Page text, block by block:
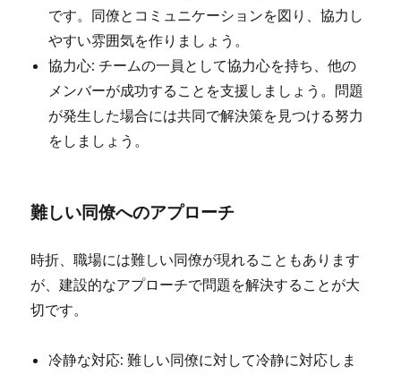
です。同僚とコミュニケーションを図り、協力し
やすい雰囲気を作りましょう。
協力心: チームの一員として協力心を持ち、他の
メンバーが成功することを支援しましょう。問題
が発生した場合には共同で解決策を見つける努力
をしましょう。
難しい同僚へのアプローチ
時折、職場には難しい同僚が現れることもあります
が、建設的なアプローチで問題を解決することが大
切です。
冷静な対応: 難しい同僚に対して冷静に対応しま